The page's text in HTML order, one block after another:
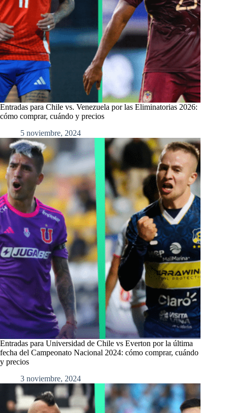
Entradas para Chile vs. Venezuela por las Eliminatorias 2026:
cómo comprar, cuándo y precios
5 noviembre, 2024
Entradas para Universidad de Chile vs Everton por la última
fecha del Campeonato Nacional 2024: cómo comprar, cuándo
y precios
3 noviembre, 2024